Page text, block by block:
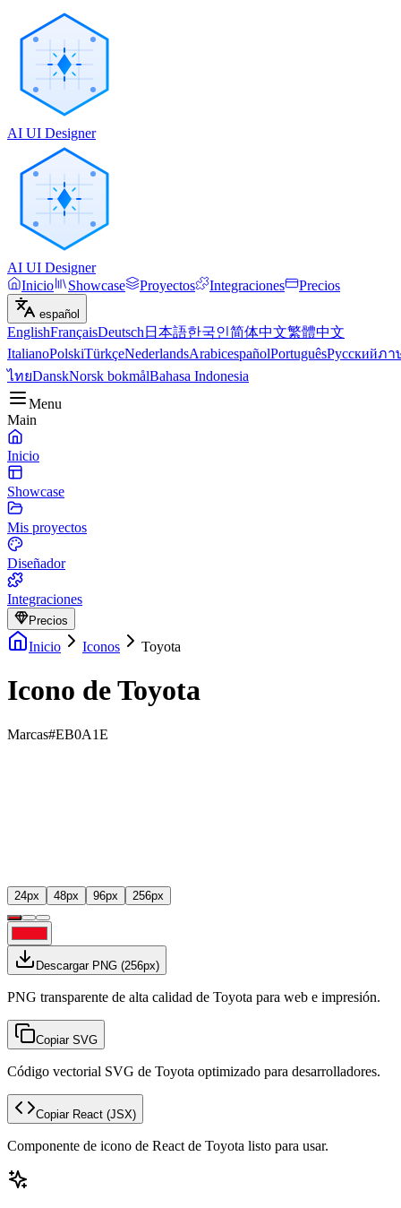
AI UI Designer
AI UI Designer
Inicio
Showcase Proyectos Integraciones Precios
español
EnglishFrançaisDeutsch 日本語한국인简体中文繁體中文
ItalianoPolskiTürkçeNederlandsArabicespañolPortuguêsРусскийภา
ไทยDanskNorsk bokmålBahasa Indonesia
Menu
Main
Inicio
Showcase
Mis proyectos
Diseñador
Integraciones
Precios
Inicio Iconos Toyota
Icono de Toyota
Marcas#EB0A1E
24px 48px 96px 256px
Descargar PNG (256px)
PNG transparente de alta calidad de Toyota para web e impresión.
Copiar SVG
Código vectorial SVG de Toyota optimizado para desarrolladores.
Copiar React (JSX)
Componente de icono de React de Toyota listo para usar.